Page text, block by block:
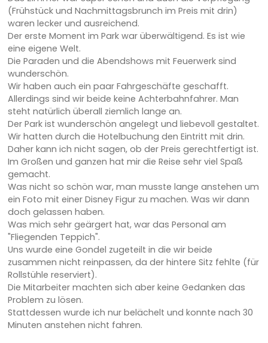
(Frühstück und Nachmittagsbrunch im Preis mit drin)
waren lecker und ausreichend.
Der erste Moment im Park war überwältigend. Es ist wie
eine eigene Welt.
Die Paraden und die Abendshows mit Feuerwerk sind
wunderschön.
Wir haben auch ein paar Fahrgeschäfte geschafft.
Allerdings sind wir beide keine Achterbahnfahrer. Man
steht natürlich überall ziemlich lange an.
Der Park ist wunderschön angelegt und liebevoll gestaltet.
Wir hatten durch die Hotelbuchung den Eintritt mit drin.
Daher kann ich nicht sagen, ob der Preis gerechtfertigt ist.
Im Großen und ganzen hat mir die Reise sehr viel Spaß
gemacht.
Was nicht so schön war, man musste lange anstehen um
ein Foto mit einer Disney Figur zu machen. Was wir dann
doch gelassen haben.
Was mich sehr geärgert hat, war das Personal am
"Fliegenden Teppich".
Uns wurde eine Gondel zugeteilt in die wir beide
zusammen nicht reinpassen, da der hintere Sitz fehlte (für
Rollstühle reserviert).
Die Mitarbeiter machten sich aber keine Gedanken das
Problem zu lösen.
Stattdessen wurde ich nur belächelt und konnte nach 30
Minuten anstehen nicht fahren.